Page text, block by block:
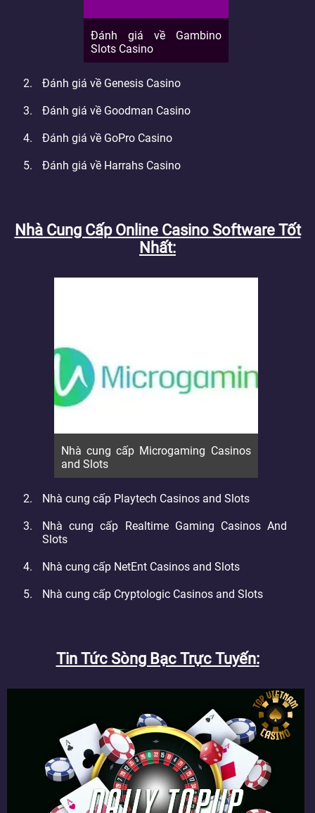
Đánh giá về Gambino
Slots Casino
Đánh giá về Genesis Casino
Đánh giá về Goodman Casino
Đánh giá về GoPro Casino
Đánh giá về Harrahs Casino
Nhà Cung Cấp Online Casino Software Tốt
Nhất
Nhà cung cấp Microgaming Casinos
and Slots
Nhà cung cấp Playtech Casinos and Slots
Nhà cung cấp Realtime Gaming Casinos And
Slots
Nhà cung cấp NetEnt Casinos and Slots
Nhà cung cấp Cryptologic Casinos and Slots
Tin Tức Sòng Bạc Trực Tuyến